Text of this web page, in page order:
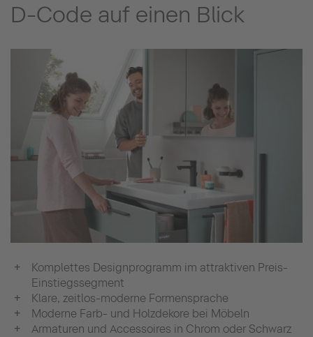
D-Code auf einen Blick
Komplettes Designprogramm im attraktiven Preis-
Einstiegssegment
Klare, zeitlos-moderne Formensprache
Moderne Farb- und Holzdekore bei Möbeln
Armaturen und Accessoires in Chrom oder Schwarz